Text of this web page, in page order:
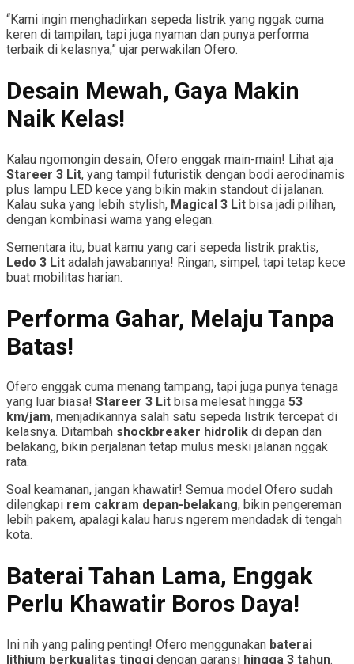
“Kami ingin menghadirkan sepeda listrik yang nggak cuma
keren di tampilan, tapi juga nyaman dan punya performa
terbaik di kelasnya,” ujar perwakilan Ofero.
Desain Mewah, Gaya Makin
Naik Kelas!
Kalau ngomongin desain, Ofero enggak main-main! Lihat aja
Stareer 3 Lit, yang tampil futuristik dengan bodi aerodinamis
plus lampu LED kece yang bikin makin standout di jalanan.
Kalau suka yang lebih stylish, Magical 3 Lit bisa jadi pilihan,
dengan kombinasi warna yang elegan.
Sementara itu, buat kamu yang cari sepeda listrik praktis,
Ledo 3 Lit adalah jawabannya! Ringan, simpel, tapi tetap kece
buat mobilitas harian.
Performa Gahar, Melaju Tanpa
Batas!
Ofero enggak cuma menang tampang, tapi juga punya tenaga
yang luar biasa! Stareer 3 Lit bisa melesat hingga 53
km/jam, menjadikannya salah satu sepeda listrik tercepat di
kelasnya. Ditambah shockbreaker hidrolik di depan dan
belakang, bikin perjalanan tetap mulus meski jalanan nggak
rata.
Soal keamanan, jangan khawatir! Semua model Ofero sudah
dilengkapi rem cakram depan-belakang, bikin pengereman
lebih pakem, apalagi kalau harus ngerem mendadak di tengah
kota.
Baterai Tahan Lama, Enggak
Perlu Khawatir Boros Daya!
Ini nih yang paling penting! Ofero menggunakan baterai
lithium berkualitas tinggi dengan garansi hingga 3 tahun.